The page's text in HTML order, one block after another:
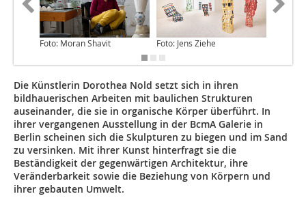
Foto: Moran Shavit Foto: Jens Ziehe
Die Künstlerin Dorothea Nold setzt sich in ihren
bildhauerischen Arbeiten mit baulichen Strukturen
auseinander, die sie in organische Körper überführt. In
ihrer vergangenen Ausstellung in der BcmA Galerie in
Berlin scheinen sich die Skulpturen zu biegen und im Sand
zu versinken. Mit ihrer Kunst hinterfragt sie die
Beständigkeit der gegenwärtigen Architektur, ihre
Veränderbarkeit sowie die Beziehung von Körpern und
ihrer gebauten Umwelt.